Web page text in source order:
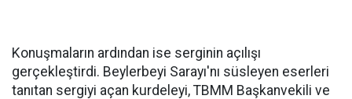
Konuşmaların ardından ise serginin açılışı
gerçekleştirdi. Beylerbeyi Sarayı'nı süsleyen eserleri
tanıtan sergiyi açan kurdeleyi, TBMM Başkanvekili ve